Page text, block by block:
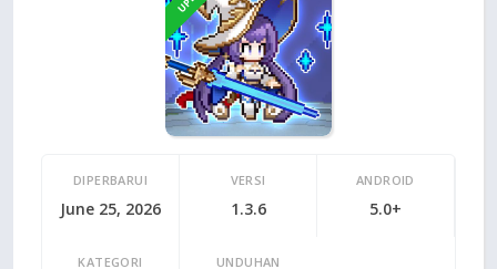
DIPERBARUI
June 25, 2026
VERSI
1.3.6
ANDROID
5.0+
KATEGORI UNDUHAN